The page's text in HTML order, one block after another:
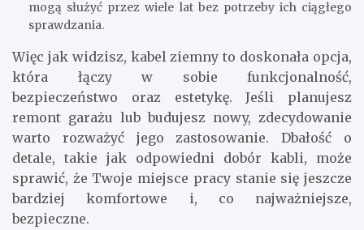
mogą służyć przez wiele lat bez potrzeby ich ciągłego
sprawdzania.
Więc jak widzisz, kabel ziemny to doskonała opcja,
która łączy w sobie funkcjonalność,
bezpieczeństwo oraz estetykę. Jeśli planujesz
remont garażu lub budujesz nowy, zdecydowanie
warto rozważyć jego zastosowanie. Dbałość o
detale, takie jak odpowiedni dobór kabli, może
sprawić, że Twoje miejsce pracy stanie się jeszcze
bardziej komfortowe i, co najważniejsze,
bezpieczne.